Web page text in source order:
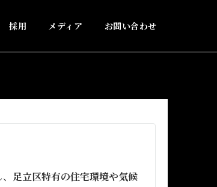
採用 メディア お問い合わせ
足立区特有の住宅環境や気候